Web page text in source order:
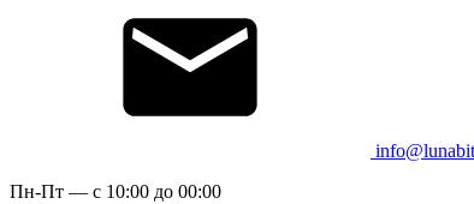
Пн-Пт — c 10:00 до 00:00